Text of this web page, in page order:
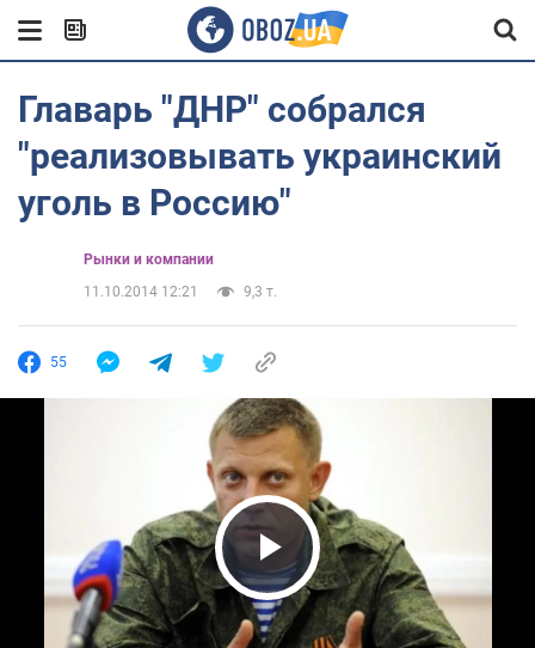
Главарь "ДНР" собрался
"реализовывать украинский
уголь в Россию"
Рынки и компании
11.10.2014 12:21
9,3 т.
55
Play Video